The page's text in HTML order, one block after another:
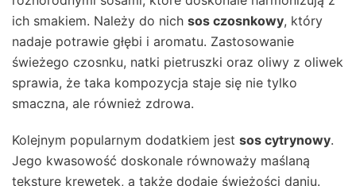
ich smakiem. Należy do nich sos czosnkowy, który
nadaje potrawie głębi i aromatu. Zastosowanie
świeżego czosnku, natki pietruszki oraz oliwy z oliwek
sprawia, że taka kompozycja staje się nie tylko
smaczna, ale również zdrowa.
Kolejnym popularnym dodatkiem jest sos cytrynowy.
Jego kwasowość doskonale równoważy maślaną
teksturę krewetek, a także dodaje świeżości daniu.